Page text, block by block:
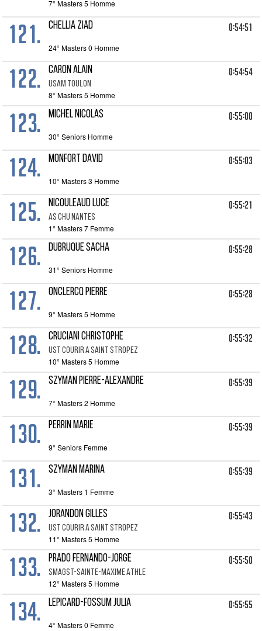
7° Masters 5 Homme
121. CHELLIA ZIAD 0:54:51
24° Masters 0 Homme
122. CARON ALAIN
USAM TOULON
0:54:54
8° Masters 5 Homme
123. MICHEL NICOLAS 0:55:00
30° Seniors Homme
124. MONFORT DAVID 0:55:03
10° Masters 3 Homme
125. NICOULEAUD LUCE
AS CHU NANTES
0:55:21
1° Masters 7 Femme
126. DUBRUQUE Sacha 0:55:28
31° Seniors Homme
127. ONCLERCQ PIERRE 0:55:28
9° Masters 5 Homme
128. CRUCIANI CHRISTOPHE
UST COURIR A SAINT STROPEZ
0:55:32
10° Masters 5 Homme
129. SZYMAN PIERRE-ALEXANDRE 0:55:39
7° Masters 2 Homme
130. PERRIN MARIE 0:55:39
9° Seniors Femme
131. SZYMAN MARINA 0:55:39
3° Masters 1 Femme
132. JORANDON GILLES
UST COURIR A SAINT STROPEZ
0:55:43
11° Masters 5 Homme
133. PRADO FERNANDO-JORGE
SMAGST-SAINTE-MAXIME ATHLE
0:55:50
12° Masters 5 Homme
134. LEPICARD-FOSSUM JULIA 0:55:55
4° Masters 0 Femme